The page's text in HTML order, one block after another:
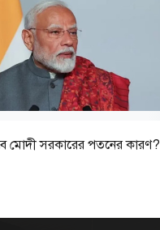
মোদী সরকারের পতনের কারণ?